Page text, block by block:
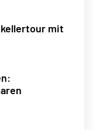
mit